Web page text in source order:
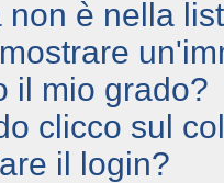
non è nella
il mio grado?
clicco sul
il login?